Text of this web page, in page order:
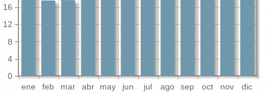
ene feb mar abr may jun jul ago sep oct nov dic
0
4
8
12
16